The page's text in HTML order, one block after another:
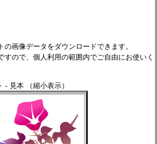
の画像データをダウンロードできます。
すので、個人利用の範囲内でご自由にお使いく
- 見本 （縮小表示）